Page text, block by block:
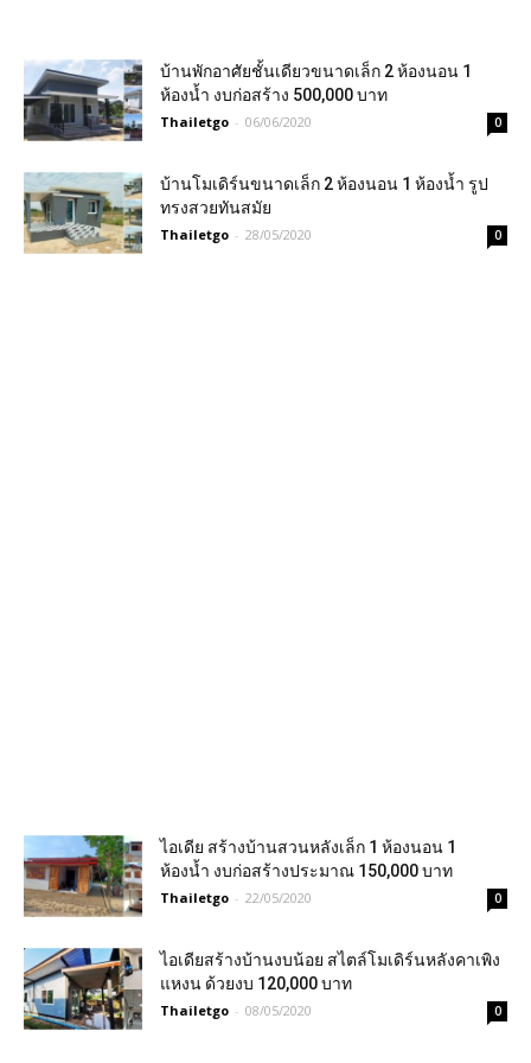
บ้านพักอาศัยชั้นเดียวขนาดเล็ก 2 ห้องนอน 1
ห้องน้ำ งบก่อสร้าง 500,000 บาท
Thailetgo - 06/06/2020 0
บ้านโมเดิร์นขนาดเล็ก 2 ห้องนอน 1 ห้องน้ำ รูป
ทรงสวยทันสมัย
Thailetgo - 28/05/2020 0
ไอเดีย สร้างบ้านสวนหลังเล็ก 1 ห้องนอน 1
ห้องน้ำ งบก่อสร้างประมาณ 150,000 บาท
Thailetgo - 22/05/2020 0
ไอเดียสร้างบ้านงบน้อย สไตล์โมเดิร์นหลังคาเพิง
แหงน ด้วยงบ 120,000 บาท
Thailetgo - 08/05/2020 0